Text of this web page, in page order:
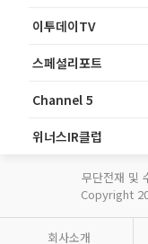
이투데이TV
스페셜리포트
Channel 5
위너스IR클럽
무단전재 및
Copyright
회사소개